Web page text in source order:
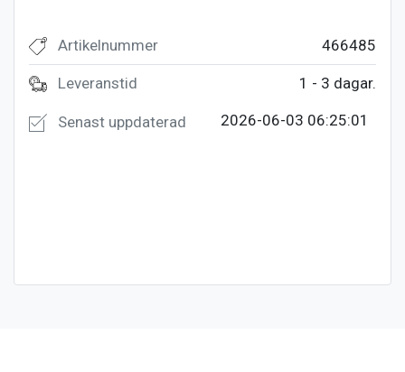
466485
Artikelnummer
1 - 3 dagar.
Leveranstid
2026-06-03 06:25:01
Senast uppdaterad